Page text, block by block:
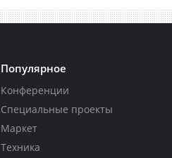
Популярное
Конференции
Специальные проекты
Маркет
Техника